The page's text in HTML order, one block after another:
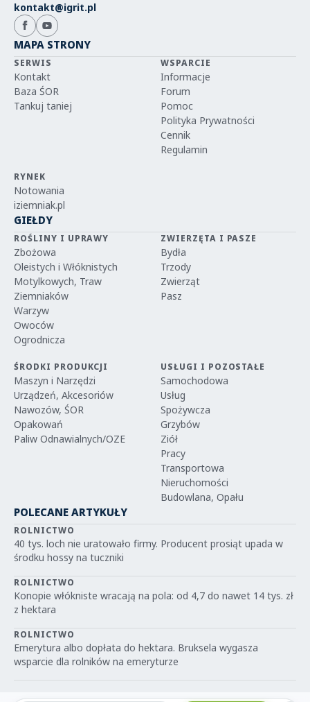
kontakt@igrit.pl
MAPA STRONY
SERWIS
Kontakt
Baza ŚOR
Tankuj taniej
WSPARCIE
Informacje
Forum
Pomoc
Polityka Prywatności
Cennik
Regulamin
RYNEK
Notowania
iziemniak.pl
GIEŁDY
ROŚLINY I UPRAWY
Zbożowa
Oleistych i Włóknistych
Motylkowych, Traw
Ziemniaków
Warzyw
Owoców
Ogrodnicza
ZWIERZĘTA I PASZE
Bydła
Trzody
Zwierząt
Pasz
ŚRODKI PRODUKCJI
Maszyn i Narzędzi
Urządzeń, Akcesoriów
Nawozów, ŚOR
Opakowań
Paliw Odnawialnych/OZE
USŁUGI I POZOSTAŁE
Samochodowa
Usług
Spożywcza
Grzybów
Ziół
Pracy
Transportowa
Nieruchomości
Budowlana, Opału
POLECANE ARTYKUŁY
ROLNICTWO
40 tys. loch nie uratowało firmy. Producent prosiąt upada w
środku hossy na tuczniki
ROLNICTWO
Konopie włókniste wracają na pola: od 4,7 do nawet 14 tys. zł
z hektara
ROLNICTWO
Emerytura albo dopłata do hektara. Bruksela wygasza
wsparcie dla rolników na emeryturze